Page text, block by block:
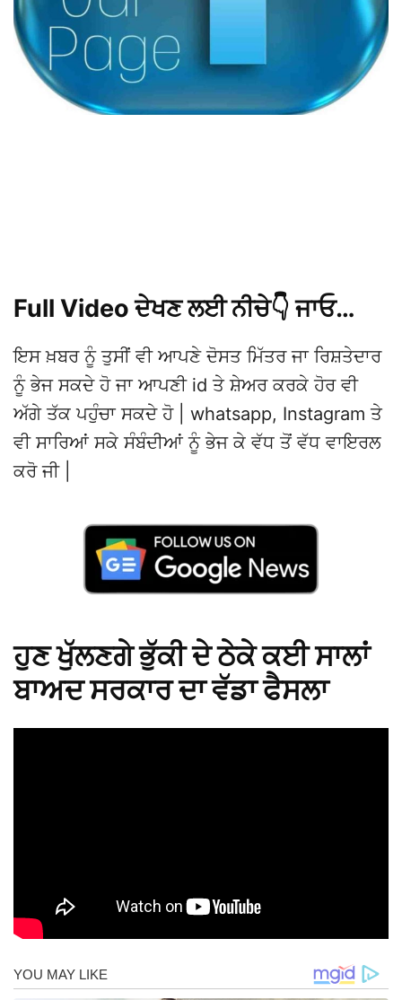
Full Video ਦੇਖਣ ਲਈ ਨੀਚੇ👇 ਜਾਓ…
ਇਸ ਖ਼ਬਰ ਨੂੰ ਤੁਸੀਂ ਵੀ ਆਪਣੇ ਦੋਸਤ ਮਿੱਤਰ ਜਾ ਰਿਸ਼ਤੇਦਾਰ
ਨੂੰ ਭੇਜ ਸਕਦੇ ਹੋ ਜਾ ਆਪਣੀ id ਤੇ ਸ਼ੇਅਰ ਕਰਕੇ ਹੋਰ ਵੀ
ਅੱਗੇ ਤੱਕ ਪਹੁੰਚਾ ਸਕਦੇ ਹੋ | whatsapp, Instagram ਤੇ
ਵੀ ਸਾਰਿਆਂ ਸਕੇ ਸੰਬੰਦੀਆਂ ਨੂੰ ਭੇਜ ਕੇ ਵੱਧ ਤੋਂ ਵੱਧ ਵਾਇਰਲ
ਕਰੋ ਜੀ |
ਹੁਣ ਖੁੱਲਣਗੇ ਭੁੱਕੀ ਦੇ ਠੇਕੇ ਕਈ ਸਾਲਾਂ
ਬਾਅਦ ਸਰਕਾਰ ਦਾ ਵੱਡਾ ਫੈਸਲਾ